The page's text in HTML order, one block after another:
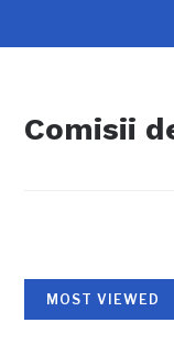
Comisii
MOST VIEWED